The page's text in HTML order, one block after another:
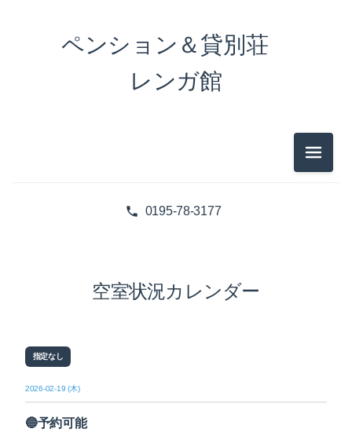
0195-78-3177
ペンション＆貸別荘
レンガ館
メニュ
空室状況カレンダー
指定なし
2026-02-19 (木)
🔵予約可能